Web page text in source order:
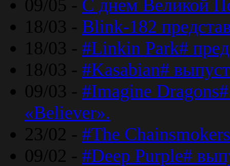
09/05 - С днем Великой
18/03 - Blink-182
18/03 - #Linkin Park#
18/03 - #Kasabian#
09/03 - #Imagine
«Believer».
23/02 - #The
09/02 - #Deep Purple#